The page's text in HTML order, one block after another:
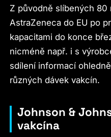
Z původně slíbených 80
AstraZeneca do EU po
kapacitami do konce
nicméně např. i s
sdílení informací
různých dávek vakcín.
Johnson &
vakcína